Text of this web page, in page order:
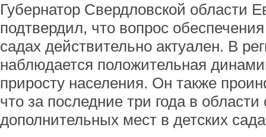
Губернатор Свердловской области
подтвердил, что вопрос
садах действительно актуален. В
наблюдается положительная
приросту населения. Он также
что за последние три года в
дополнительных мест в детских